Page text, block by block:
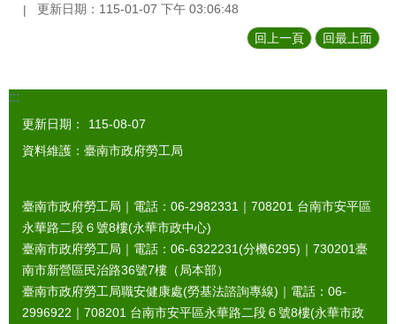
更新日期：115-01-07 下午 03:06:48
回上一頁 回最上面
:::
更新日期：
115-08-07
資料維護：臺南市政府勞工局
臺南市政府勞工局｜電話：06-2982331｜ 708201 台南市安平區
永華路二段６號8樓(永華市政中心)
臺南市政府勞工局｜電話：06-6322231(分機6295)｜ 730201臺
南市新營區民治路36號7樓（局本部）
臺南市政府勞工局職安健康處(勞基法諮詢專線)｜電話：06-
2996922｜ 708201 台南市安平區永華路二段６號8樓(永華市政